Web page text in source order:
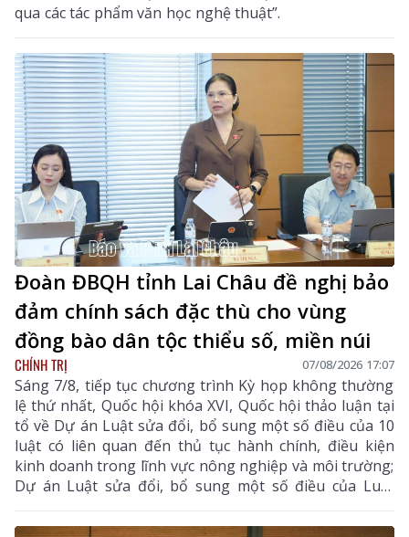
qua các tác phẩm văn học nghệ thuật”.
Đoàn ĐBQH tỉnh Lai Châu đề nghị bảo
đảm chính sách đặc thù cho vùng
đồng bào dân tộc thiểu số, miền núi
CHÍNH TRỊ 07/08/2026 17:07
Sáng 7/8, tiếp tục chương trình Kỳ họp không thường
lệ thứ nhất, Quốc hội khóa XVI, Quốc hội thảo luận tại
tổ về Dự án Luật sửa đổi, bổ sung một số điều của 10
luật có liên quan đến thủ tục hành chính, điều kiện
kinh doanh trong lĩnh vực nông nghiệp và môi trường;
Dự án Luật sửa đổi, bổ sung một số điều của Luật
Tần số vô tuyến điện, Luật Viễn thông, Luật Giao dịch
điện tử và Luật Chuyển giao công nghệ.